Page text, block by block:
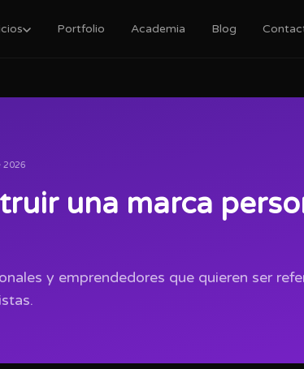
Portfolio Academia Blog
2026
una marca
y emprendedores que quieren ser